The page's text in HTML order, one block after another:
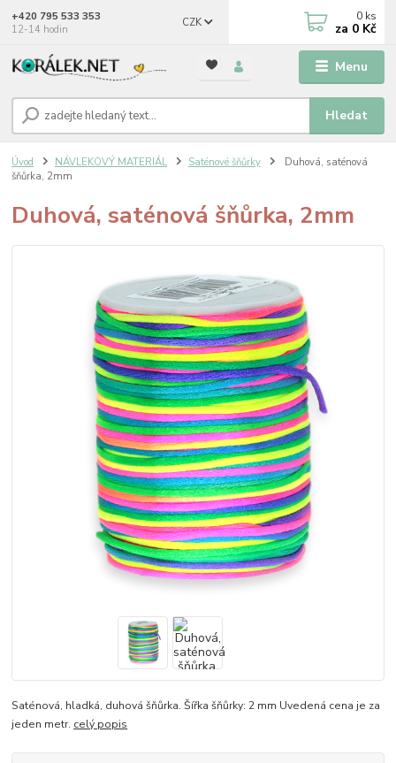
Menu
CZK
Hledat
+420 795 533 353
12-14 hodin
0 ks
za 0 Kč
Úvod NÁVLEKOVÝ MATERIÁL Saténové šňůrky
Duhová, saténová
šňůrka, 2mm
Duhová, saténová šňůrka, 2mm
Saténová, hladká, duhová šňůrka. Šířka šňůrky: 2 mm Uvedená cena je za
jeden metr. celý popis